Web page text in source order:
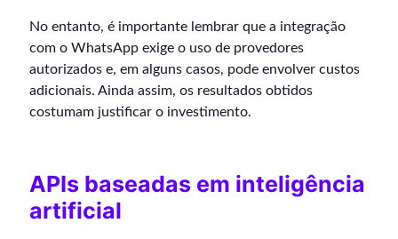
No entanto, é importante lembrar que a integração
com o WhatsApp exige o uso de provedores
autorizados e, em alguns casos, pode envolver custos
adicionais. Ainda assim, os resultados obtidos
costumam justificar o investimento.
APIs baseadas em inteligência
artificial